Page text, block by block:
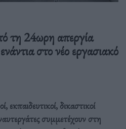
τη 24ωρη απεργία
στο νέο εργασιακό
εκπαιδευτικοί, δικαστικοί
συμμετέχουν στη